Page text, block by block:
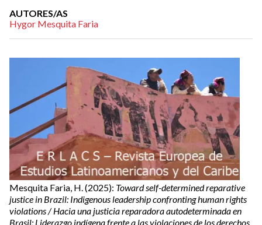
AUTORES/AS
Hygor Mesquita Faria
Mesquita Faria, H. (2025): Toward self-determined reparative
justice in Brazil: Indigenous leadership confronting human rights
violations / Hacia una justicia reparadora autodeterminada en
Brasil: Liderazgo indígena frente a las violaciones de los derechos